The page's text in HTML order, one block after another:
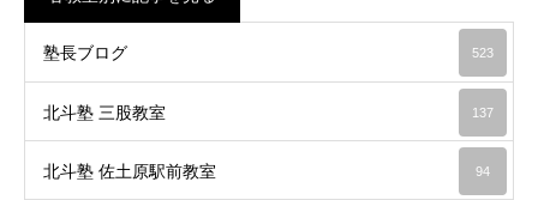
塾長ブログ 523
北斗塾 三股教室 137
北斗塾 佐土原駅前教室 94